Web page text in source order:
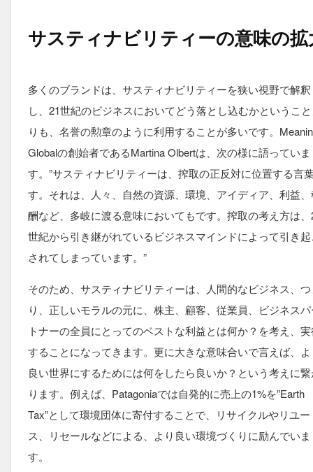
サスティナビリティーの意味の拡
多くのブランドは、サスティナビリティーを狭い視野で解釈
し、21世紀のビジネスにおいてどう落とし込むかというこ
りも、名誉の勲章のように利用することが多いです。
Globalの創始者であるMartina Olbertは、次の様に語っていま
す。”サスティナビリティーは、搾取の正反対に位置する言
す。それは、人々、自然の資源、環境、アイディア、利益
酬など、多岐に渡る意味においてもです。搾取の考え方は、
世紀から引き継がれているビジネスマインドによって引き
されてしまっています。”
そのため、サスティナビリティーは、人間的なビジネス、
り、正しいモラルの元に、株主、顧客、従業員、ビジネス
トナーの全員にとってのベストな利益とは何か？を考え、
することになってきます。更に大きな意味合いで言えば、
良い世界にするためには何をしたら良いか？という考えに
ります。例えば、Patagoniaでは自発的に売上の1%を”Earth
Tax”として環境団体に寄付することで、リサイクルやリユー
ス、リセールなどによる、より良い環境づくりに励んでいま
す。